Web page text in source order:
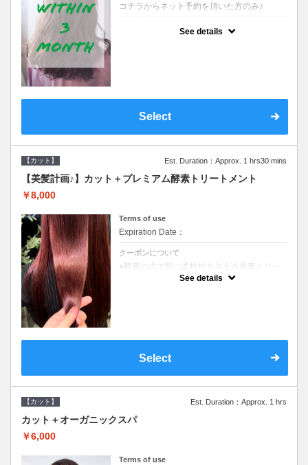
コチラからネット予約を頂いた方のみ♪
See details
Select
【カット】 Est. Duration：Approx. 1 hrs30 mins
【美髪計画♪】カット＋プレミアム酵素トリートメント
￥8,000
Terms of use
Expiration Date：
クーポンについて
●酵素の力で髪に柔軟性を与える最新トリー
トメント●ＳＢ込●長さ料金あり《こちらのク
ーポンご利用のお客様のみ》オリジナル酵素
See details
Select
【カット】 Est. Duration：Approx. 1 hrs
カット＋オーガニックスパ
￥6,000
Terms of use